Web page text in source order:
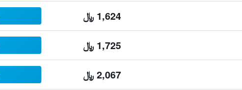
1,624 ﷼
1,725 ﷼
2,067 ﷼